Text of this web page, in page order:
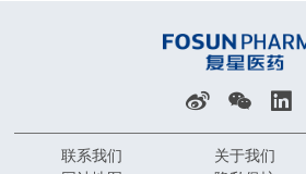
联系我们 关于我们